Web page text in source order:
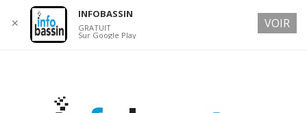
✕
INFOBASSIN
GRATUIT
Sur Google Play
VOIR